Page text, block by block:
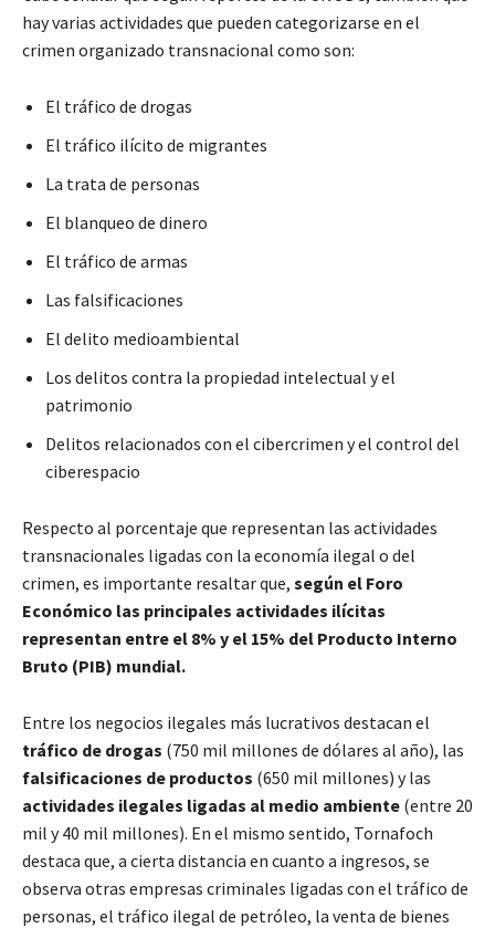
hay varias actividades que pueden categorizarse en el
crimen organizado transnacional como son:
El tráfico de drogas
El tráfico ilícito de migrantes
La trata de personas
El blanqueo de dinero
El tráfico de armas
Las falsificaciones
El delito medioambiental
Los delitos contra la propiedad intelectual y el
patrimonio
Delitos relacionados con el cibercrimen y el control del
ciberespacio
Respecto al porcentaje que representan las actividades
transnacionales ligadas con la economía ilegal o del
crimen, es importante resaltar que, según el Foro
Económico las principales actividades ilícitas
representan entre el 8% y el 15% del Producto Interno
Bruto (PIB) mundial.
Entre los negocios ilegales más lucrativos destacan el
tráfico de drogas (750 mil millones de dólares al año), las
falsificaciones de productos (650 mil millones) y las
actividades ilegales ligadas al medio ambiente (entre 20
mil y 40 mil millones). En el mismo sentido, Tornafoch
destaca que, a cierta distancia en cuanto a ingresos, se
observa otras empresas criminales ligadas con el tráfico de
personas, el tráfico ilegal de petróleo, la venta de bienes